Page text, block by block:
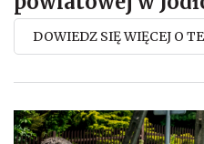
DOWIEDZ SIĘ WIĘCEJ O